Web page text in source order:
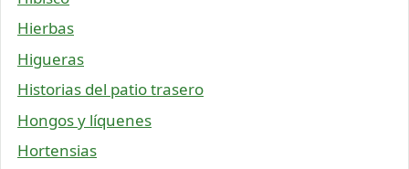
Hierbas
Higueras
Historias del patio trasero
Hongos y líquenes
Hortensias